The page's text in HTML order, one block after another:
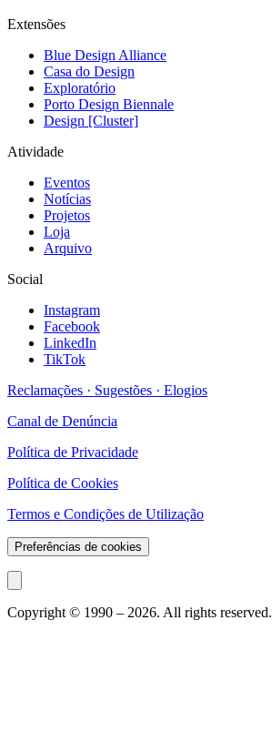
Extensões
Blue Design Alliance
Casa do Design
Exploratório
Porto Design Biennale
Design [Cluster]
Atividade
Eventos
Notícias
Projetos
Loja
Arquivo
Social
Instagram
Facebook
LinkedIn
TikTok
Reclamações · Sugestões · Elogios
Canal de Denúncia
Política de Privacidade
Política de Cookies
Termos e Condições de Utilização
Preferências de cookies
Copyright © 1990 – 2026. All rights reserved.